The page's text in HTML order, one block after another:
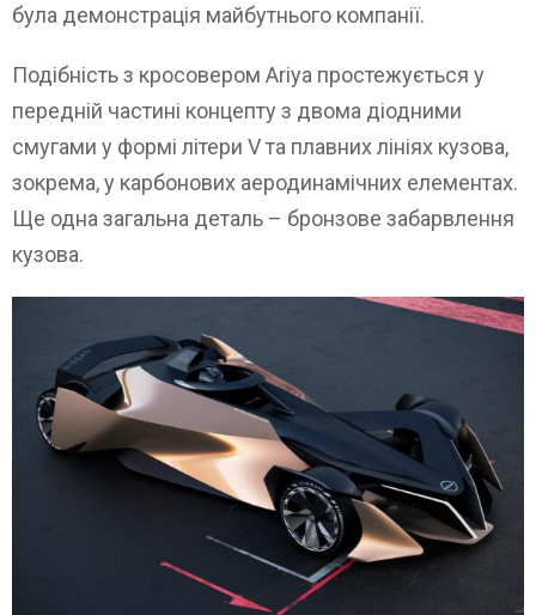
була демонстрація майбутнього компанії.
Подібність з кросовером Ariya простежується у
передній частині концепту з двома діодними
смугами у формі літери V та плавних лініях кузова,
зокрема, у карбонових аеродинамічних елементах.
Ще одна загальна деталь – бронзове забарвлення
кузова.